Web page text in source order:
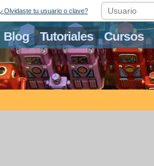
Blog Tutoriales Cursos
¿Olvidaste tu usuario o clave?